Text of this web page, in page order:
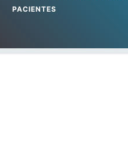
PACIENTES